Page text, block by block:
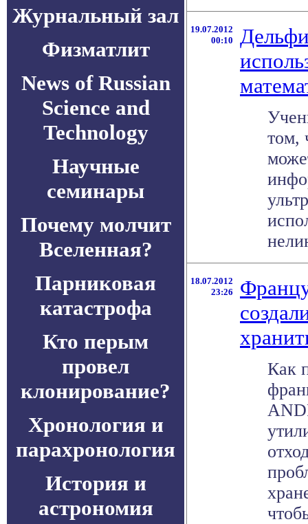
Журнальный зал
Физматлит
News of Russian
Science and
Technology
Научные
семинары
Почему молчит
Вселенная?
Парниковая
катастрофа
Кто перым
провел
клонирование?
Хронология и
парахронология
История и
астрономия
19.07.2012
00:10
том,
18.07.2012
23:26
Как